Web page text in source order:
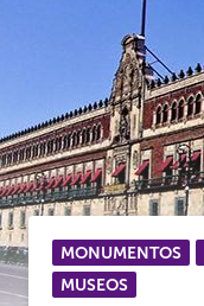
MONUMENTOS
MUSEOS